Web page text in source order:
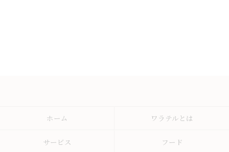
ホーム ワラテルとは
サービス フード